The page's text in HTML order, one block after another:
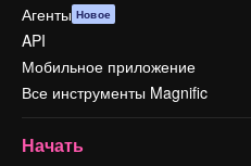
Агенты Новое
API
Мобильное приложение
Все инструменты Magnific
Начать